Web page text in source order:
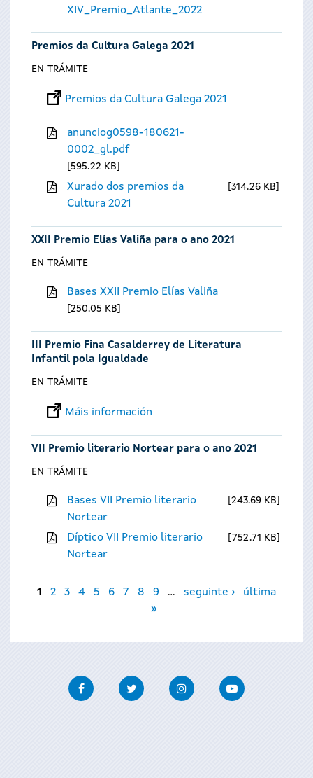
XIV_Premio_Atlante_2022
Premios da Cultura Galega 2021
EN TRÁMITE
Premios da Cultura Galega 2021
anunciog0598-180621-
0002_gl.pdf
595.22 KB
Xurado dos premios da
Cultura 2021
314.26 KB
XXII Premio Elías Valiña para o ano 2021
EN TRÁMITE
Bases XXII Premio Elías Valiña
250.05 KB
III Premio Fina Casalderrey de Literatura
Infantil pola Igualdade
EN TRÁMITE
Máis información
VII Premio literario Nortear para o ano 2021
EN TRÁMITE
Bases VII Premio literario
Nortear
243.69 KB
Díptico VII Premio literario
Nortear
752.71 KB
Páxinas
1 2 3 4 5 6 7 8 9 … seguinte ›
última
»
FacebookTwitter InstagramYoutube